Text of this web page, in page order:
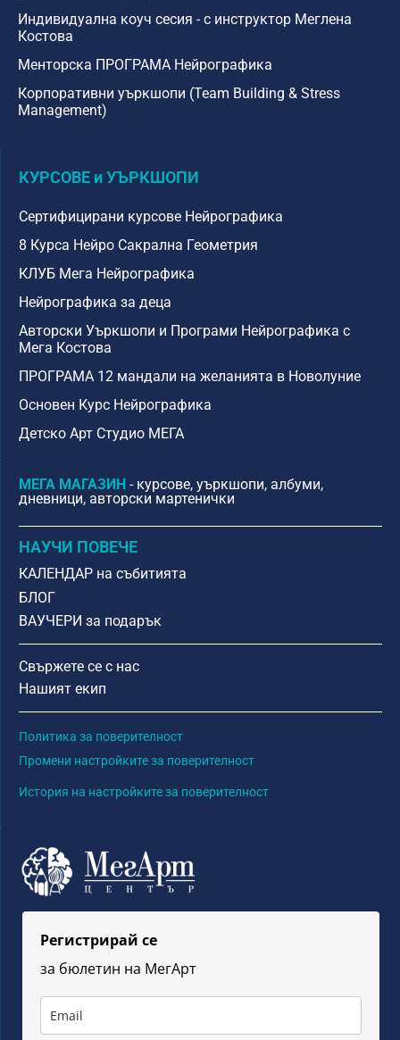
Индивидуална коуч сесия - с инструктор Меглена
Костова ​
Менторска ПРОГРАМА Нейрографика
Корпоративни уъркшопи (Team Building & Stress
Management)
КУРСОВЕ и УЪРКШОПИ
Сертифицирани курсове Нейрографика
8 Курса Нейро Сакрална Геометрия
КЛУБ Мега Нейрографика
Нейрографика за деца
Авторски Уъркшопи и Програми Нейрографика с
Mега Костова
ПРОГРАМА 12 мандали на желанията в Новолуние
Основен Курс Нейрографика
Детско Арт Студио МЕГА
МЕГА МАГАЗИН - курсове, уъркшопи, албуми,
дневници, авторски мартенички
НАУЧИ ПОВЕЧЕ
КАЛЕНДАР на събитията
БЛОГ
ВАУЧЕРИ за подарък
Свържете се с нас
Нашият екип
Политика за поверителност
Промени настройките за поверителност
История на настройките за поверителност
Регистрирай се
за бюлетин на МегAрт